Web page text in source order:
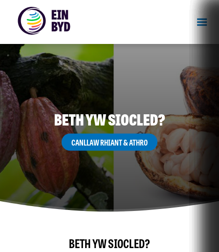
BETH YW SIOCLED?
CANLLAW RHIANT & ATHRO
BETH YW SIOCLED?